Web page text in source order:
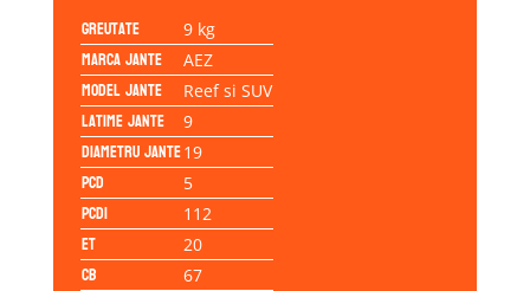
Greutate 9 kg
Marca jante AEZ
Model jante Reef si SUV
Latime jante 9
Diametru jante19
PCD 5
PCD1 112
ET 20
CB 67